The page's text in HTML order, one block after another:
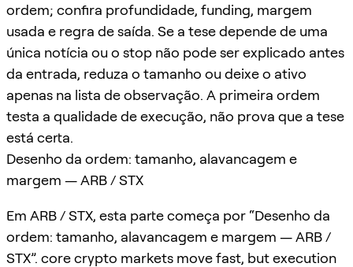
ordem; confira profundidade, funding, margem
usada e regra de saída. Se a tese depende de uma
única notícia ou o stop não pode ser explicado antes
da entrada, reduza o tamanho ou deixe o ativo
apenas na lista de observação. A primeira ordem
testa a qualidade de execução, não prova que a tese
está certa.
Desenho da ordem: tamanho, alavancagem e
margem — ARB / STX
Em ARB / STX, esta parte começa por “Desenho da
ordem: tamanho, alavancagem e margem — ARB /
STX”. core crypto markets move fast, but execution